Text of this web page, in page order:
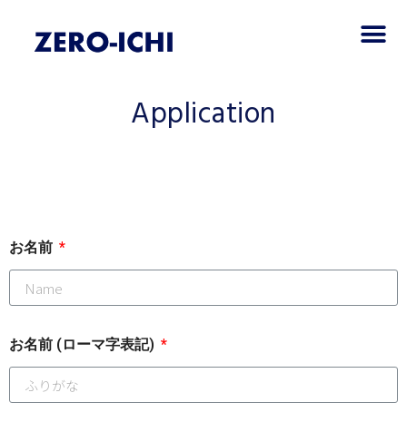
Application
お名前
お名前 (ローマ字表記)